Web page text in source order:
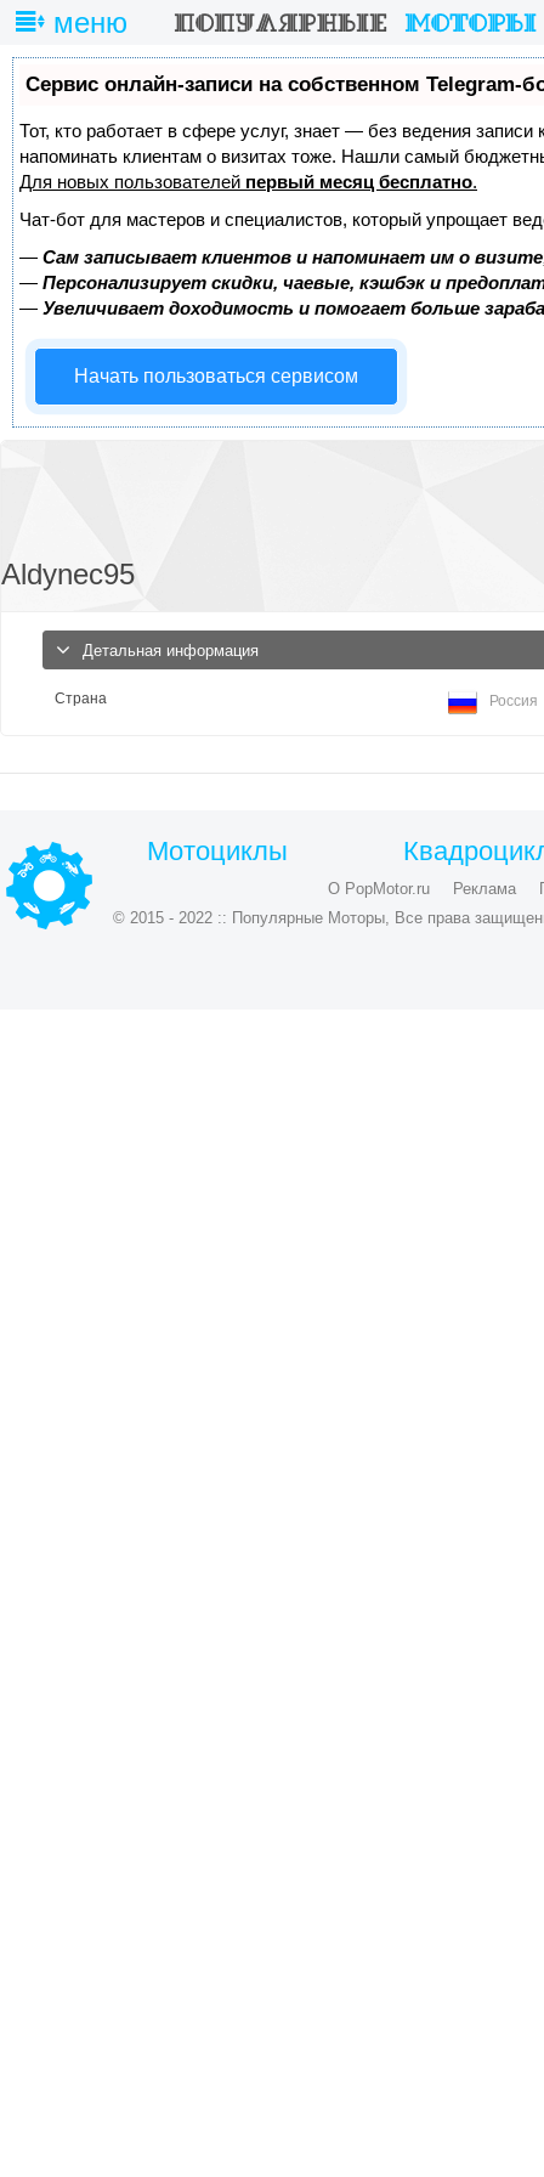
меню
Сервис онлайн-записи на собственном Telegram-
Тот, кто работает в сфере услуг, знает — без ведения
напоминать клиентам о визитах тоже. Нашли самый
Для новых пользователей первый месяц бесплатно.
Чат-бот для мастеров и специалистов, который упрощает
— Сам записывает клиентов и напоминает им о
— Персонализирует скидки, чаевые, кэшбэк и
— Увеличивает доходимость и помогает больше
Начать пользоваться сервисом
Aldynec95
Детальная информация
Страна Россия
Мотоциклы
О PopMotor.ru Реклама
© 2015 - 2022 :: Популярные Моторы, Все права